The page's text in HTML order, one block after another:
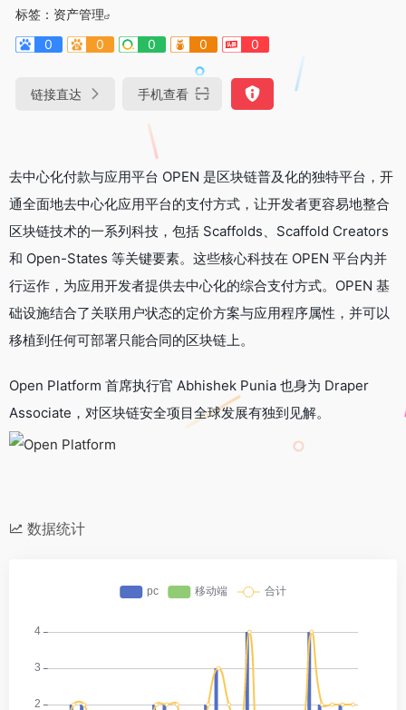
标签： 资产管理
0
0 0 0 0
链接直达 手机查看
去中心化付款与应用平台 OPEN 是区块链普及化的独特平台，开
通全面地去中心化应用平台的支付方式，让开发者更容易地整合
区块链技术的一系列科技，包括 Scaffolds、Scaffold Creators
和 Open-States 等关键要素。这些核心科技在 OPEN 平台内并
行运作，为应用开发者提供去中心化的综合支付方式。OPEN 基
础设施结合了关联用户状态的定价方案与应用程序属性，并可以
移植到任何可部署只能合同的区块链上。
Open Platform 首席执行官 Abhishek Punia 也身为 Draper
Associate，对区块链安全项目全球发展有独到见解。
数据统计